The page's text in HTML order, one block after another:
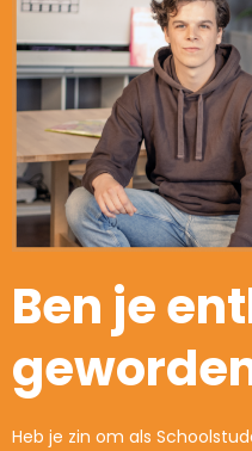
Ben je
Heb je zin om als